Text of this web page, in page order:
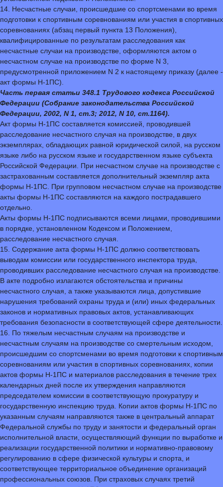
14. Несчастные случаи, происшедшие со спортсменами во время
подготовки к спортивным соревнованиям или участия в спортивных
соревнованиях (абзац первый пункта 13 Положения),
квалифицированные по результатам расследования как
несчастные случаи на производстве, оформляются актом о
несчастном случае на производстве по форме N 3,
предусмотренной приложением N 2 к настоящему приказу (далее -
акт формы Н-1ПС).
Часть первая статьи 348.1 Трудового кодекса Российской
Федерации (Собрание законодательства Российской
Федерации, 2002, N 1, ст.3; 2012, N 10, ст.1164).
Акт формы Н-1ПС составляется комиссией, проводившей
расследование несчастного случая на производстве, в двух
экземплярах, обладающих равной юридической силой, на русском
языке либо на русском языке и государственном языке субъекта
Российской Федерации. При несчастном случае на производстве с
застрахованным составляется дополнительный экземпляр акта
формы Н-1ПС. При групповом несчастном случае на производстве
акты формы Н-1ПС составляются на каждого пострадавшего
отдельно.
Акты формы Н-1ПС подписываются всеми лицами, проводившими
в порядке, установленном Кодексом и Положением,
расследование несчастного случая.
15. Содержание акта формы Н-1ПС должно соответствовать
выводам комиссии или государственного инспектора труда,
проводивших расследование несчастного случая на производстве.
В акте подробно излагаются обстоятельства и причины
несчастного случая, а также указываются лица, допустившие
нарушения требований охраны труда и (или) иных федеральных
законов и нормативных правовых актов, устанавливающих
требования безопасности в соответствующей сфере деятельности.
16. По тяжелым несчастным случаям на производстве и
несчастным случаям на производстве со смертельным исходом,
происшедшим со спортсменами во время подготовки к спортивным
соревнованиям или участия в спортивных соревнованиях, копии
актов формы Н-1ПС и материалов расследования в течение трех
календарных дней после их утверждения направляются
председателем комиссии в соответствующую прокуратуру и
государственную инспекцию труда. Копии актов формы Н-1ПС по
указанным случаям направляются также в центральный аппарат
Федеральной службы по труду и занятости и федеральный орган
исполнительной власти, осуществляющий функции по выработке и
реализации государственной политики и нормативно-правовому
регулированию в сфере физической культуры и спорта, и
соответствующее территориальное объединение организаций
профессиональных союзов. При страховых случаях третий